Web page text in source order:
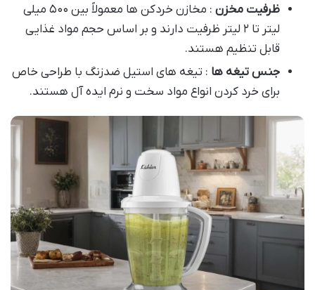
ظرفیت مخزن
: مخازن خردکن ها معمولاً بین ۵۰۰ میلی
لیتر تا ۲ لیتر ظرفیت دارند و بر اساس حجم مواد غذایی
قابل تنظیم هستند.
جنس تیغه ها : تیغه های استیل ضدزنگ با طراحی خاص
برای خرد کردن انواع مواد سخت و نرم ایده آل هستند.